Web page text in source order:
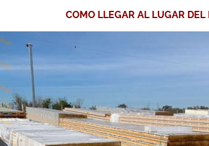
COMO LLEGAR AL LUGAR DEL